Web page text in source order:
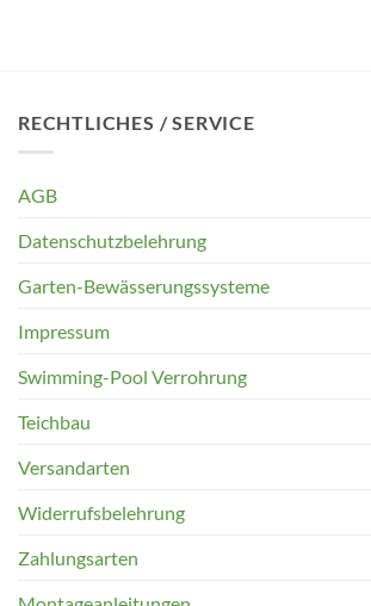
RECHTLICHES / SERVICE
AGB
Datenschutzbelehrung
Garten-Bewässerungssysteme
Impressum
Swimming-Pool Verrohrung
Teichbau
Versandarten
Widerrufsbelehrung
Zahlungsarten